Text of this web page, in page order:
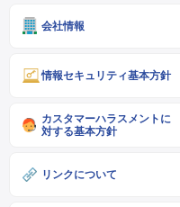
会社情報
情報セキュリティ基本方針
カスタマーハラスメントに
対する基本方針
リンクについて